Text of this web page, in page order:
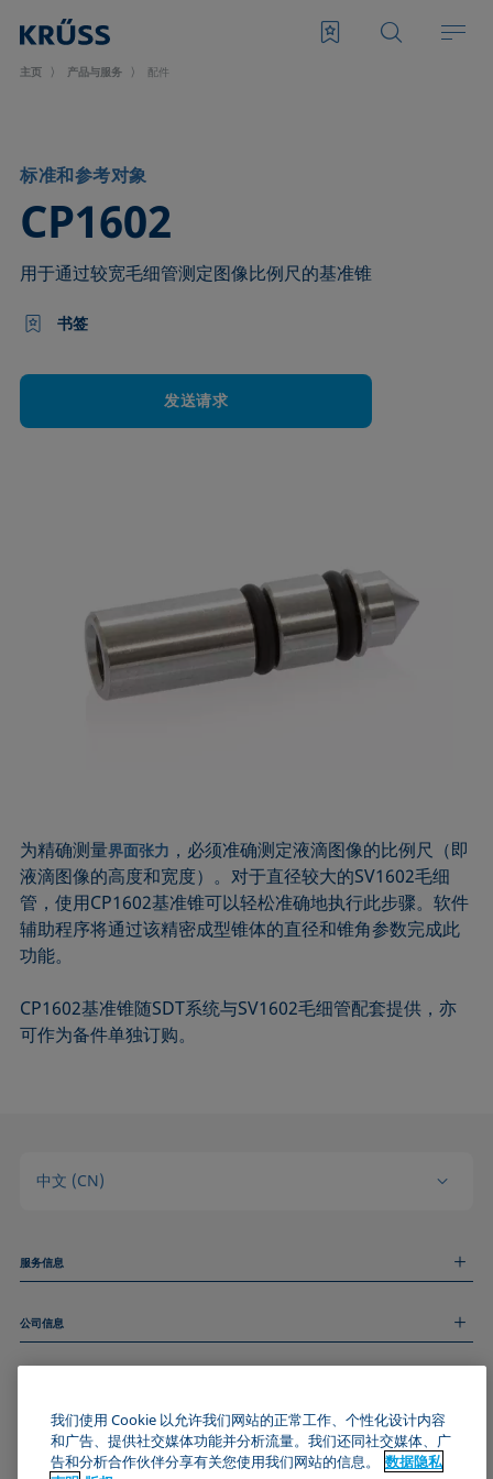
主页 产品与服务 配件
标准和参考对象
CP1602
–
用于通过较宽毛细管测定图像比例尺的基准锥
书签
发送请求
为精确测量界面张力 ，必须准确测定液滴图像的比例尺（即
液滴图像的高度和宽度）。对于直径较大的SV1602毛细
管，使用CP1602基准锥可以轻松准确地执行此步骤。软件
辅助程序将通过该精密成型锥体的直径和锥角参数完成此
功能。
CP1602基准锥随SDT系统与SV1602毛细管配套提供，亦
可作为备件单独订购。
中文 (CN)
服务信息
技术服务
和我们取得联系
公司信息
关于我们
数据隐私声明
加入KRÜSS社区
我们使用 Cookie 以允许我们网站的正常工作、个性化设计内容
和广告、提供社交媒体功能并分析流量。我们还同社交媒体、广
告和分析合作伙伴分享有关您使用我们网站的信息。
数据隐私